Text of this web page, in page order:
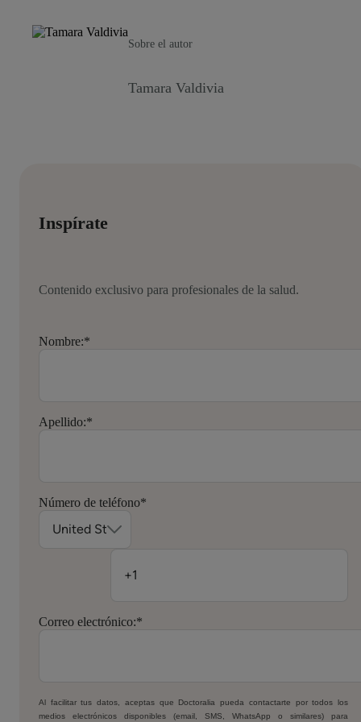
Sobre el autor
Tamara Valdivia
Inspírate
Contenido exclusivo para profesionales de la salud.
Nombre:*
Apellido:*
Número de teléfono*
Correo electrónico:*
Al facilitar tus datos, aceptas que Doctoralia pueda contactarte por todos los
medios electrónicos disponibles (email, SMS, WhatsApp o similares) para